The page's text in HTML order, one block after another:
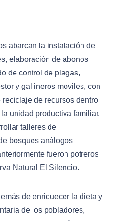
abarcan la instalación de
elaboración de abonos
de control de plagas,
y gallineros moviles, con
de recursos dentro
unidad productiva familiar.
talleres de
bosques análogos
fueron potreros
Natural El Silencio.
de enriquecer la dieta y
de los pobladores,